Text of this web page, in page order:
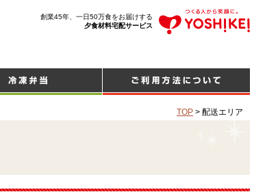
創業45年、一日50万食をお届けする
夕食材料宅配サービス
TOP > 配送エリア